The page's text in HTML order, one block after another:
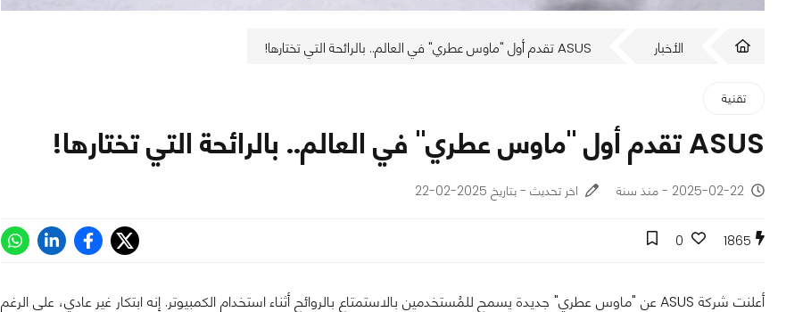
الأخبار ASUS تقدم أول "ماوس عطري" في العالم.. بالرائحة التي تختارها!
تقنية
ASUS تقدم أول "ماوس عطري" في العالم.. بالرائحة التي تختارها!
2025-02-22 - منذ سنة اخر تحديث - بتاريخ 2025-02-22
1865
0
أعلنت شركة ASUS عن "ماوس عطري" جديدة يسمح للمُستخدمين بالاستمتاع بالروائح أثناء استخدام الكمبيوتر. إنه ابتكار غير عادي، على الرغم